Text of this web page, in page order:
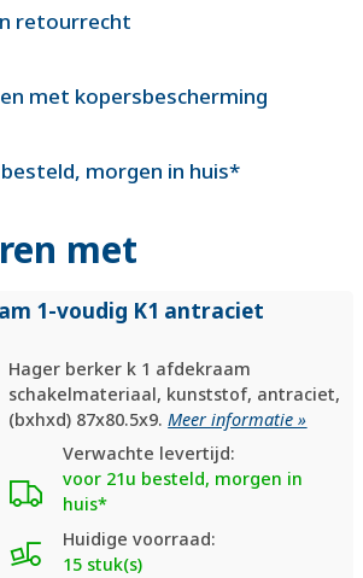
retourrecht
met kopersbescherming
morgen in huis*
met
1-voudig K1 antraciet
Hager berker k 1 afdekraam
schakelmateriaal, kunststof, antraciet,
(bxhxd) 87x80.5x9.Meer informatie »
Verwachte levertijd:
voor 21u besteld, morgen in
huis*
Huidige voorraad:
15 stuk(s)